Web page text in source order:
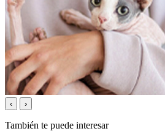
‹ ›
También te puede interesar